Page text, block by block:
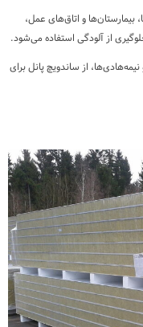
بیمارستان‌ها و اتاق‌های عمل،
از آلودگی استفاده می‌شود.
از ساندویچ پانل برای